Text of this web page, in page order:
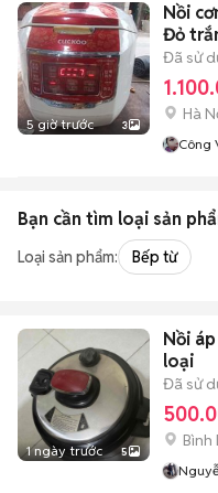
5 giờ trước 3
Nồi
Đỏ
Đã sử
Hà
Công
Bạn cần tìm loại sản
Loại sản phẩm: Bếp từ
1 ngày trước 5
Nồi
loại
Đã sử
Bình